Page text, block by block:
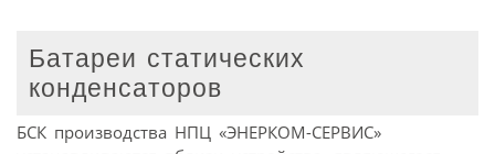
Батареи статических
конденсаторов
БСК производства НПЦ «ЭНЕРКОМ-СЕРВИС»